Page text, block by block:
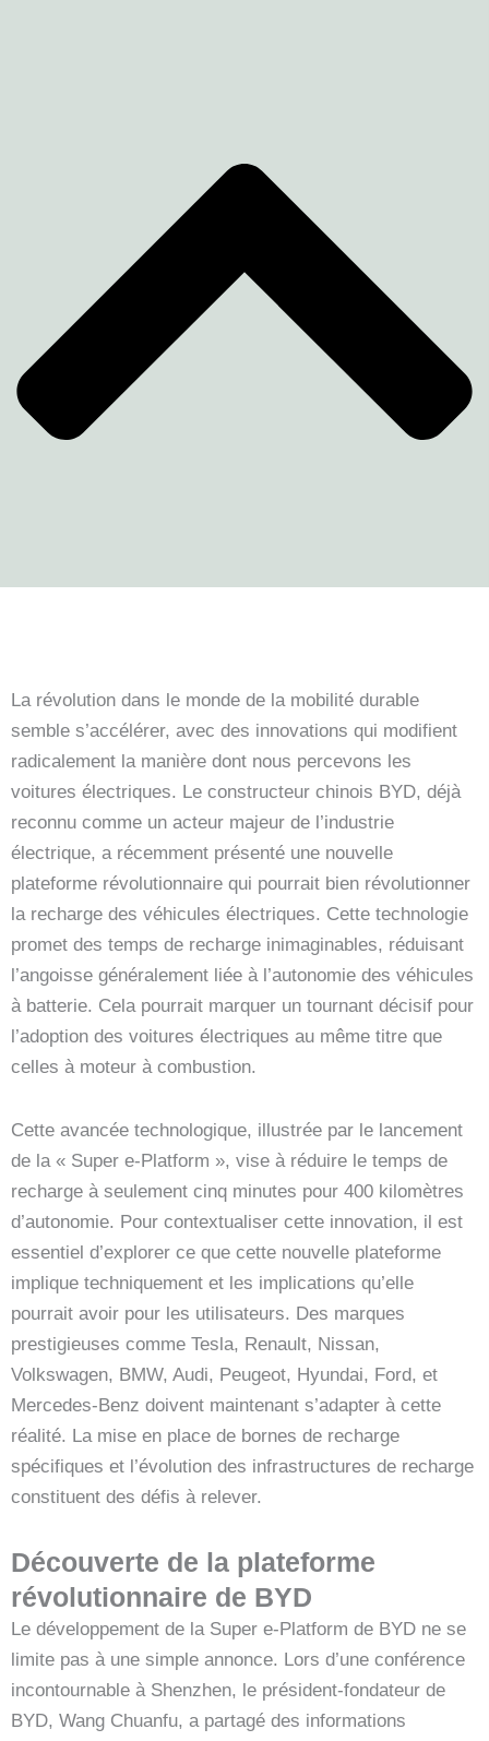
La révolution dans le monde de la mobilité durable
semble s’accélérer, avec des innovations qui modifient
radicalement la manière dont nous percevons les
voitures électriques. Le constructeur chinois BYD, déjà
reconnu comme un acteur majeur de l’industrie
électrique, a récemment présenté une nouvelle
plateforme révolutionnaire qui pourrait bien révolutionner
la recharge des véhicules électriques. Cette technologie
promet des temps de recharge inimaginables, réduisant
l’angoisse généralement liée à l’autonomie des véhicules
à batterie. Cela pourrait marquer un tournant décisif pour
l’adoption des voitures électriques au même titre que
celles à moteur à combustion.
Cette avancée technologique, illustrée par le lancement
de la « Super e-Platform », vise à réduire le temps de
recharge à seulement cinq minutes pour 400 kilomètres
d’autonomie. Pour contextualiser cette innovation, il est
essentiel d’explorer ce que cette nouvelle plateforme
implique techniquement et les implications qu’elle
pourrait avoir pour les utilisateurs. Des marques
prestigieuses comme Tesla, Renault, Nissan,
Volkswagen, BMW, Audi, Peugeot, Hyundai, Ford, et
Mercedes-Benz doivent maintenant s’adapter à cette
réalité. La mise en place de bornes de recharge
spécifiques et l’évolution des infrastructures de recharge
constituent des défis à relever.
Découverte de la plateforme
révolutionnaire de BYD
Le développement de la Super e-Platform de BYD ne se
limite pas à une simple annonce. Lors d’une conférence
incontournable à Shenzhen, le président-fondateur de
BYD, Wang Chuanfu, a partagé des informations